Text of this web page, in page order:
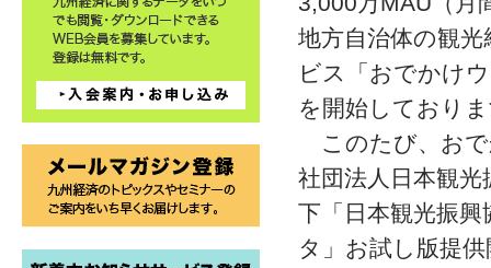
地方自治体の観
ビス「おでかけ
を開始しており
このたび、おで
社団法人日本観
下「日本観光振
タ」お試し版提